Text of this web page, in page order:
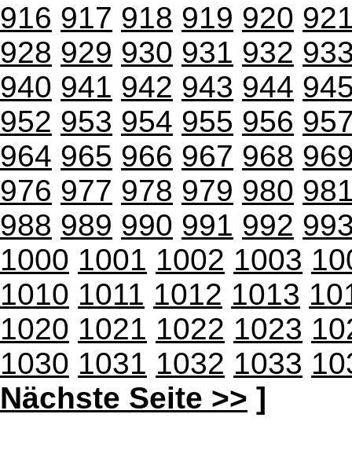
916 917 918 919 920
928 929 930 931 932
940 941 942 943 944
952 953 954 955 956
964 965 966 967 968
976 977 978 979 980
988 989 990 991 992
1000 1001 1002 1003
1010 1011 1012 1013
1020 1021 1022 1023
1030 1031 1032 1033
Nächste Seite >> ]